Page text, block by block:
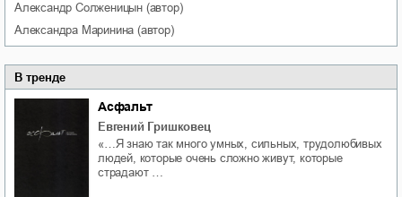
Александр Солженицын (автор)
Александра Маринина (автор)
В тренде
Асфальт
Евгений Гришковец
«…Я знаю так много умных, сильных, трудолюбивых
людей, которые очень сложно живут, которые
страдают …